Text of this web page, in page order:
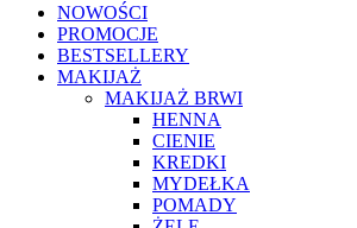
NOWOŚCI
PROMOCJE
BESTSELLERY
MAKIJAŻ
MAKIJAŻ BRWI
HENNA
CIENIE
KREDKI
MYDEŁKA
POMADY